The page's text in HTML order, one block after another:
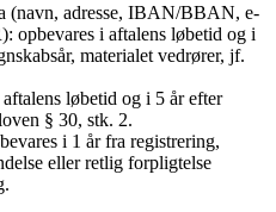
(navn, adresse, IBAN/BBAN, e-
opbevares i aftalens løbetid og i
materialet vedrører, jf.
løbetid og i 5 år efter
§ 30, stk. 2.
i 1 år fra registrering,
eller retlig forpligtelse